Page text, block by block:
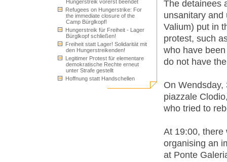
Hungerstreik vorerst beendet
Refugees on Hungerstrike: For
the immediate closure of the
Camp Bürglkopf!
Hungerstreik für Freiheit - Lager
Bürglkopf schließen!
Freiheit statt Lager! Solidarität mit
den Hungerstreikenden!
Legitimer Protest für elementare
demokratische Rechte erneut
unter Strafe gestellt
Hoffnung statt Handschellen
The detainees
unsanitary and
Valium) put in
protest, such
who have
do not have
On
piazzale
who tried to
At 19:00, there
organising an
at Ponte